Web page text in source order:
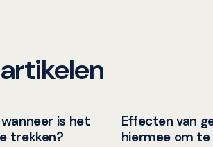
is het
trekken?
Mondgezondheid
Effecten van
hiermee om te